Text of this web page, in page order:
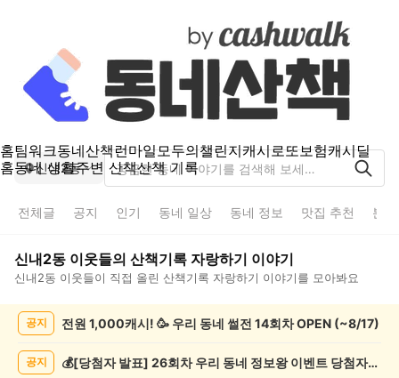
홈팀워크동네산책런마일모두의챌린지캐시로또보험캐시딜
홈동네 생활주변 산책산책 기록
신내2동
전체글 공지 인기 동네 일상 동네 정보 맛집 추천 분
신내2동 이웃들의 산책기록 자랑하기 이야기
신내2동 이웃들이 직접 올린 산책기록 자랑하기 이야기를 모아봐요
공지 전원 1,000캐시! 🥳 우리 동네 썰전 14회차 OPEN (~8/17)
공지 💰[당첨자 발표] 26회차 우리 동네 정보왕 이벤트 당첨자를 발표합니다!